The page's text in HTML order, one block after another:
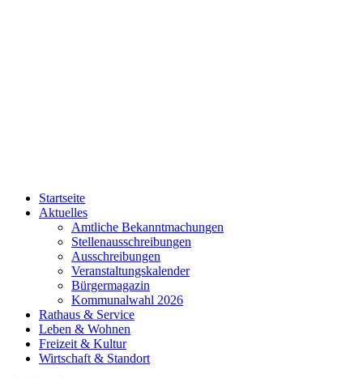
Startseite
Aktuelles
Amtliche Bekanntmachungen
Stellenausschreibungen
Ausschreibungen
Veranstaltungskalender
Bürgermagazin
Kommunalwahl 2026
Rathaus & Service
Leben & Wohnen
Freizeit & Kultur
Wirtschaft & Standort